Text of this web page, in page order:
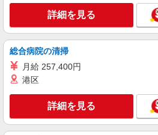
すき家 豊田駅前店
すき家の店舗スタッ
ど）
時給1,250円
高校生時給1,226円
東京都日野市多
アルバイト パート
詳細を見る
総合病院の清掃
月給 257,400円
港区
詳細を見る